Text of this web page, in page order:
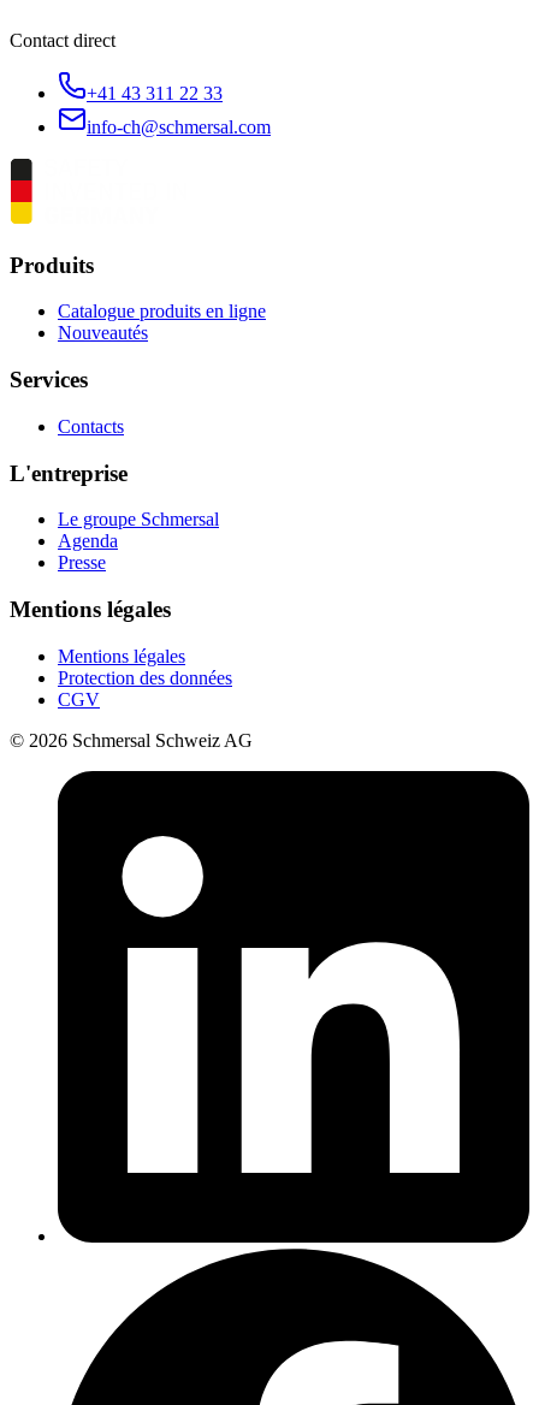
Contact direct
+41 43 311 22 33
info-ch@schmersal.com
Produits
Catalogue produits en ligne
Nouveautés
Services
Contacts
L'entreprise
Le groupe Schmersal
Agenda
Presse
Mentions légales
Mentions légales
Protection des données
CGV
© 2026 Schmersal Schweiz AG